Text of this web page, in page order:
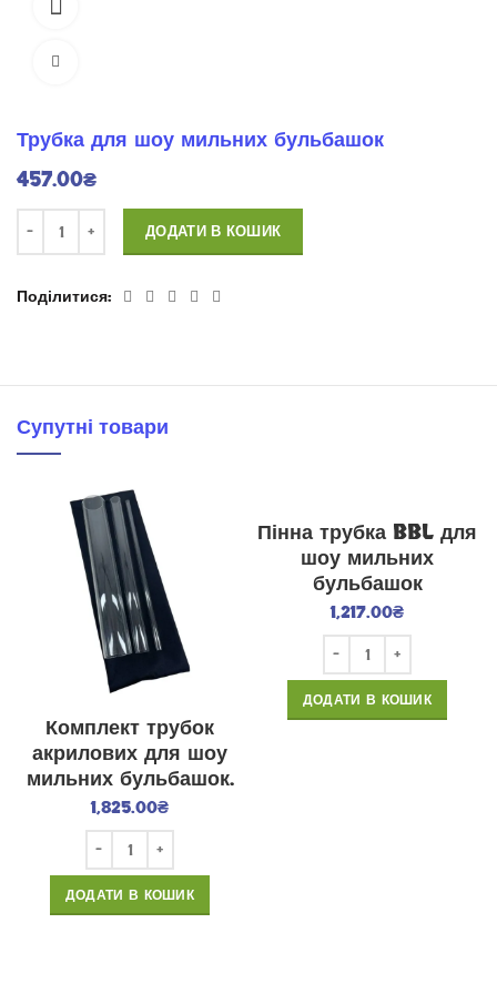
Трубка для шоу мильних бульбашок
457.00₴
ДОДАТИ В КОШИК
Поділитися
Супутні товари
Комплект трубок
акрилових для шоу
мильних бульбашок.
1,825.00₴
ДОДАТИ В КОШИК
Пінна трубка BBL для
шоу мильних
бульбашок
1,217.00₴
ДОДАТИ В КОШИК